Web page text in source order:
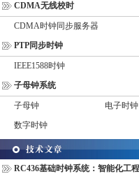
CDMA无线校时
CDMA时钟同步服务器
PTP同步时钟
IEEE1588时钟
子母钟系统
子母钟
电子时钟
数字时钟